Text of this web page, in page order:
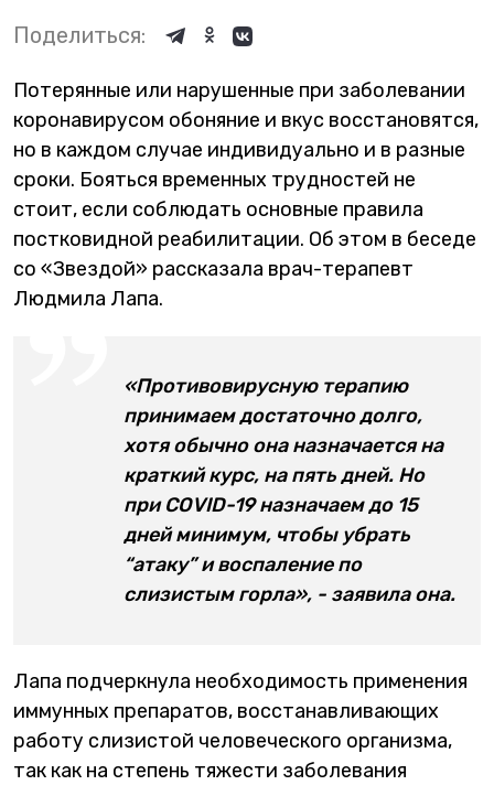
Поделиться:
Потерянные или нарушенные при заболевании
коронавирусом обоняние и вкус восстановятся,
но в каждом случае индивидуально и в разные
сроки. Бояться временных трудностей не
стоит, если соблюдать основные правила
постковидной реабилитации. Об этом в беседе
со «Звездой» рассказала врач-терапевт
Людмила Лапа.
«Противовирусную терапию
принимаем достаточно долго,
хотя обычно она назначается на
краткий курс, на пять дней. Но
при COVID-19 назначаем до 15
дней минимум, чтобы убрать
“атаку” и воспаление по
слизистым горла», - заявила она.
Лапа подчеркнула необходимость применения
иммунных препаратов, восстанавливающих
работу слизистой человеческого организма,
так как на степень тяжести заболевания